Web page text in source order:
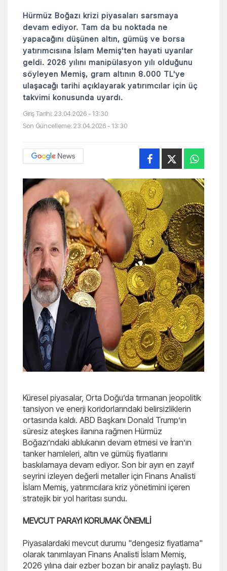
Hürmüz Boğazı krizi piyasaları sarsmaya
devam ediyor. Tam da bu noktada ne
yapacağını düşünen altın, gümüş ve borsa
yatırımcısına İslam Memiş'ten hayati uyarılar
geldi. 2026 yılını manipülasyon yılı olduğunu
söyleyen Memiş, gram altının 8.000 TL'ye
ulaşacağı tarihi açıklayarak yatırımcılar için üç
takvimi konusunda uyardı.
Giriş Tarihi: 23.04.2026 - 13:30
Son Güncelleme: 23.04.2026 - 13:30
Küresel piyasalar, Orta Doğu’da tırmanan jeopolitik
tansiyon ve enerji koridorlarındaki belirsizliklerin
ortasında kaldı. ABD Başkanı Donald Trump’ın
süresiz ateşkes ilanına rağmen Hürmüz
Boğazı’ndaki ablukanın devam etmesi ve İran’ın
tanker hamleleri, altın ve gümüş fiyatlarını
baskılamaya devam ediyor. Son bir ayın en zayıf
seyrini izleyen değerli metaller için Finans Analisti
İslam Memiş, yatırımcılara kriz yönetimini içeren
stratejik bir yol haritası sundu.
MEVCUT PARAYI KORUMAK ÖNEMLİ
Piyasalardaki mevcut durumu "dengesiz fiyatlama"
olarak tanımlayan Finans Analisti İslam Memiş,
2026 yılına dair ezber bozan bir analiz paylaştı. Bu